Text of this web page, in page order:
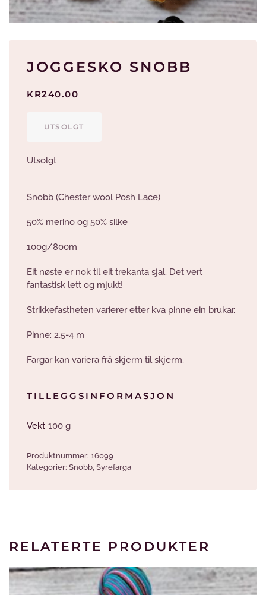
JOGGESKO SNOBB
KR240.00
UTSOLGT
Utsolgt
Snobb (Chester wool Posh Lace)
50% merino og 50% silke
100g/800m
Eit nøste er nok til eit trekanta sjal. Det vert
fantastisk lett og mjukt!
Strikkefastheten varierer etter kva pinne ein brukar.
Pinne: 2,5-4 m
Fargar kan variera frå skjerm til skjerm.
TILLEGGSINFORMASJON
Vekt 100 g
Produktnummer: 16099
Kategorier: Snobb Syrefarga
RELATERTE PRODUKTER